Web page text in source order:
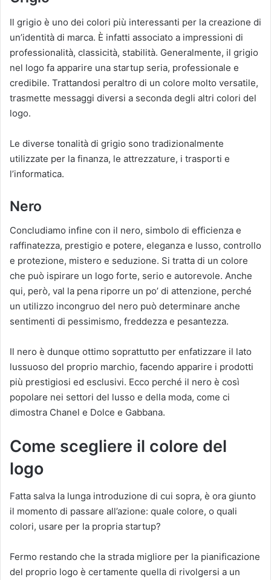
Il grigio è uno dei colori più interessanti per la creazione di
un’identità di marca. È infatti associato a impressioni di
professionalità, classicità, stabilità. Generalmente, il grigio
nel logo fa apparire una startup seria, professionale e
credibile. Trattandosi peraltro di un colore molto versatile,
trasmette messaggi diversi a seconda degli altri colori del
logo.
Le diverse tonalità di grigio sono tradizionalmente
utilizzate per la finanza, le attrezzature, i trasporti e
l’informatica.
Nero
Concludiamo infine con il nero, simbolo di efficienza e
raffinatezza, prestigio e potere, eleganza e lusso, controllo
e protezione, mistero e seduzione. Si tratta di un colore
che può ispirare un logo forte, serio e autorevole. Anche
qui, però, val la pena riporre un po’ di attenzione, perché
un utilizzo incongruo del nero può determinare anche
sentimenti di pessimismo, freddezza e pesantezza.
Il nero è dunque ottimo soprattutto per enfatizzare il lato
lussuoso del proprio marchio, facendo apparire i prodotti
più prestigiosi ed esclusivi. Ecco perché il nero è così
popolare nei settori del lusso e della moda, come ci
dimostra Chanel e Dolce e Gabbana.
Come scegliere il colore del
logo
Fatta salva la lunga introduzione di cui sopra, è ora giunto
il momento di passare all’azione: quale colore, o quali
colori, usare per la propria startup?
Fermo restando che la strada migliore per la pianificazione
del proprio logo è certamente quella di rivolgersi a un